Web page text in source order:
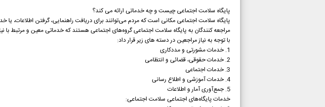
پایگاه سلامت اجتماعی چیست و چه خدماتی ارائه می کند؟
پایگاه سلامت اجتماعی مکانی است که مردم می‌توانند برای دریافت راهنمایی، گرفتن اطلاعات، یا
مراجعه کنندگان به پایگاه سلامت اجتماعی گروه‌های اجتماعی هستند که خدماتی معین و مرتبط با
با توجه به نیاز مراجعین در دسته های زیر قرار داد:
1. خدمات مشورتی و مددکاری
2. خدمات حقوقی، قضائی و انتظامی
3. خدمات اجتماعی
4. خدمات آموزشی و اطلاع رسانی
5. جمع‌آوری آمار و اطلاعات
خدمات پایگاه‌های اجتماعی سلامت اجتماعی: